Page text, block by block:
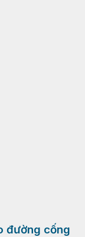
đường cống